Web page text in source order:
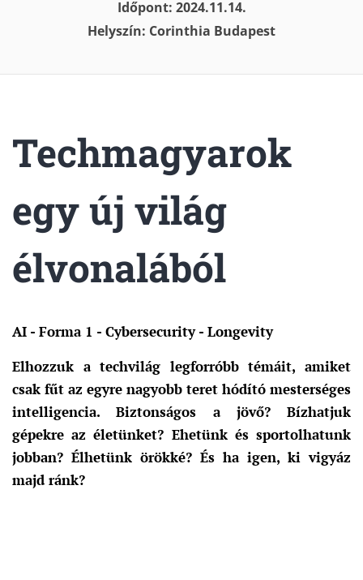
Időpont: 2024.11.14.
Helyszín: Corinthia Budapest
Techmagyarok
egy új világ
élvonalából
AI - Forma 1 - Cybersecurity - Longevity
Elhozzuk a techvilág legforróbb témáit, amiket
csak fűt az egyre nagyobb teret hódító mesterséges
intelligencia. Biztonságos a jövő? Bízhatjuk
gépekre az életünket? Ehetünk és sportolhatunk
jobban? Élhetünk örökké? És ha igen, ki vigyáz
majd ránk?